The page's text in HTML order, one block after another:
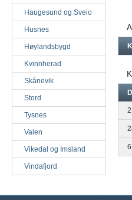
Haugesund og Sveio
Husnes
Høylandsbygd
Kvinnherad
Skånevik
Stord
Tysnes
Valen
Vikedal og Imsland
Vindafjord